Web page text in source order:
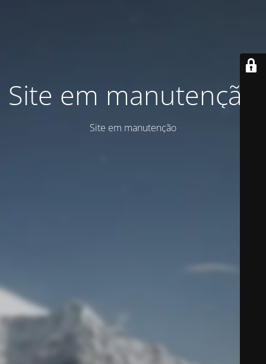
Site em manutenção
Site em manutenção